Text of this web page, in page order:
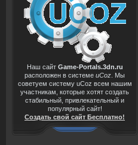
Наш сайт Game-Portals.3dn.ru
расположен в системе uCoz . Мы
советуем систему uCoz всем нашим
участникам, которые хотят создать
стабильный, привлекательный и
популярный сайт!
Создать свой сайт Бесплатно!